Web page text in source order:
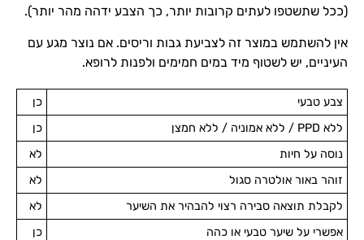
(ככל שתשטפו לעתים קרובות יותר, כך הצבע ידהה מהר יותר).
אין להשתמש במוצר זה לצביעת גבות וריסים. אם נוצר מגע עם
העיניים, יש לשטוף מיד במים חמימים ולפנות לרופא.
צבע טבעי
כן
ללא PPD / ללא אמוניה / ללא חמצן
כן
נוסה על חיות
לא
זוהר באור אולטרה סגול
לא
לקבלת תוצאה סבירה רצוי להבהיר את השיער
לא
אפשרי על שיער טבעי או כהה
כן